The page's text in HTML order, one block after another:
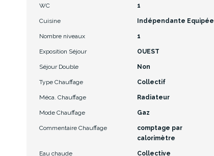
WC 1
Cuisine Indépendante Equipée
Nombre niveaux 1
Exposition Séjour OUEST
Séjour Double Non
Type Chauffage Collectif
Méca. Chauffage Radiateur
Mode Chauffage Gaz
Commentaire Chauffage
comptage par
calorimètre
Eau chaude Collective